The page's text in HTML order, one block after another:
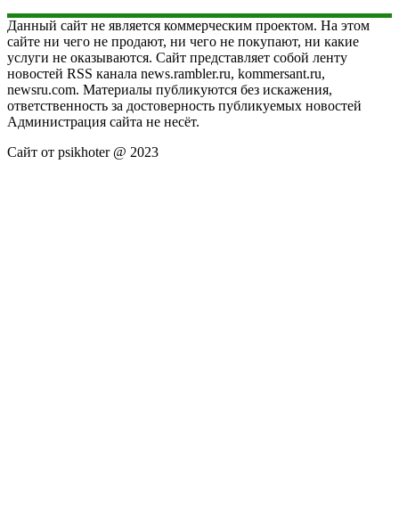
Данный сайт не является коммерческим проектом. На этом
сайте ни чего не продают, ни чего не покупают, ни какие
услуги не оказываются. Сайт представляет собой ленту
новостей RSS канала news.rambler.ru, kommersant.ru,
newsru.com. Материалы публикуются без искажения,
ответственность за достоверность публикуемых новостей
Администрация сайта не несёт.
Сайт от psikhoter @ 2023